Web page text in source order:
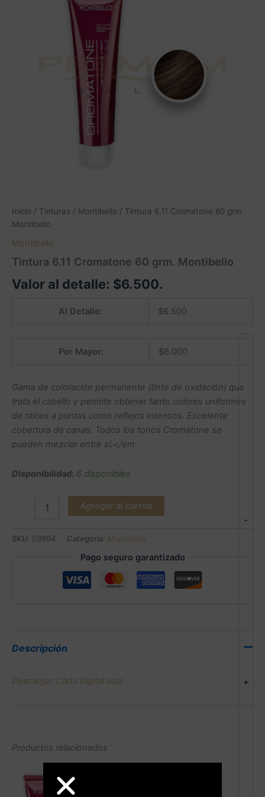
Inicio / Tinturas / Montibello / Tintura 6.11 Cromatone 60 grm.
Montibello
Montibello
Tintura 6.11 Cromatone 60 grm. Montibello
Valor al detalle: $6.500.
Al Detalle: $6.500
Por Mayor: $6.000
Gama de coloración permanente (tinte de oxidación) que
trata el cabello y permite obtener tanto colores uniformes
de raíces a puntas como reflejos intensos. Excelente
cobertura de canas. Todos los tonos Cromatone se
pueden mezclar entre sí.</em
Disponibilidad: 6 disponibles
-
+
Agregar al carrito
SKU: 03894 Categoría: Montibello
Pago seguro garantizado
Descripción
Descargar Carta Digital aquí
Productos relacionados